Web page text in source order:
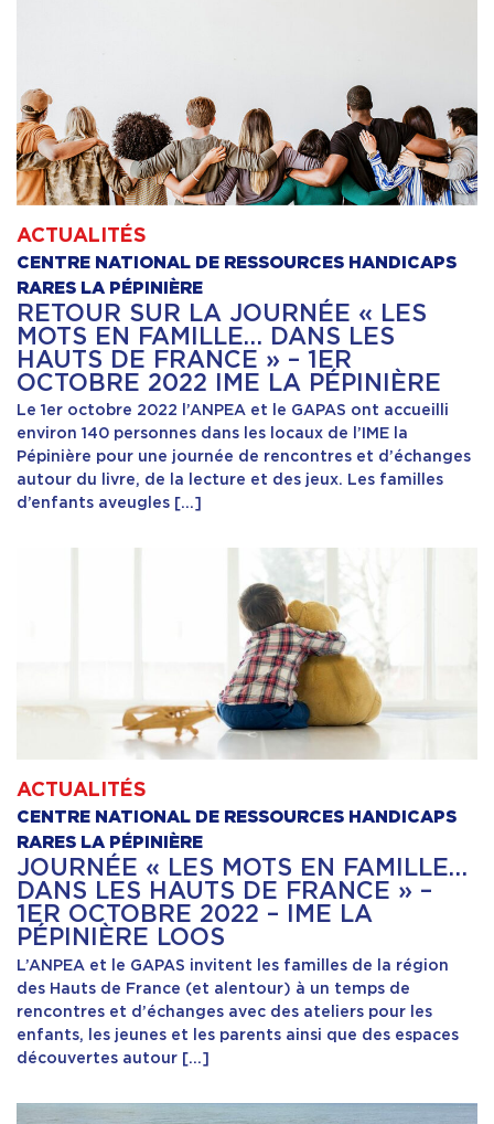
ACTUALITÉS
CENTRE NATIONAL DE RESSOURCES HANDICAPS
RARES LA PÉPINIÈRE
RETOUR SUR LA JOURNÉE « LES
MOTS EN FAMILLE… DANS LES
HAUTS DE FRANCE » – 1ER
OCTOBRE 2022 IME LA PÉPINIÈRE
Le 1er octobre 2022 l’ANPEA et le GAPAS ont accueilli
environ 140 personnes dans les locaux de l’IME la
Pépinière pour une journée de rencontres et d’échanges
autour du livre, de la lecture et des jeux. Les familles
d’enfants aveugles […]
ACTUALITÉS
CENTRE NATIONAL DE RESSOURCES HANDICAPS
RARES LA PÉPINIÈRE
JOURNÉE « LES MOTS EN FAMILLE…
DANS LES HAUTS DE FRANCE » –
1ER OCTOBRE 2022 – IME LA
PÉPINIÈRE LOOS
L’ANPEA et le GAPAS invitent les familles de la région
des Hauts de France (et alentour) à un temps de
rencontres et d’échanges avec des ateliers pour les
enfants, les jeunes et les parents ainsi que des espaces
découvertes autour […]